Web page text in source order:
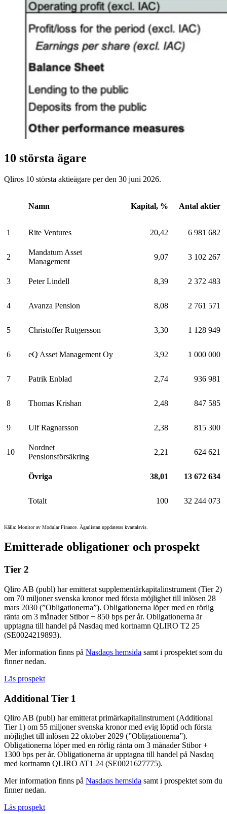
10 största ägare
Qliros 10 största aktieägare per den 30 juni 2026.
Namn Kapital, % Antal aktier
1 Rite Ventures 20,42 6 981 682
2
Mandatum Asset
Management
9,07 3 102 267
3 Peter Lindell 8,39 2 372 483
4 Avanza Pension 8,08 2 761 571
5 Christoffer Rutgersson 3,30 1 128 949
6 eQ Asset Management Oy 3,92 1 000 000
7 Patrik Enblad 2,74 936 981
8 Thomas Krishan 2,48 847 585
9 Ulf Ragnarsson 2,38 815 300
10
Nordnet
Pensionsförsäkring
2,21 624 621
Övriga 38,01 13 672 634
Totalt 100 32 244 073
Källa: Monitor av Modular Finance. Ägarlistan uppdateras kvartalsvis.
Emitterade obligationer och prospekt
Tier 2
Qliro AB (publ) har emitterat supplementärkapitalinstrument (Tier 2)
om 70 miljoner svenska kronor med första möjlighet till inlösen 28
mars 2030 (”Obligationerna”). Obligationerna löper med en rörlig
ränta om 3 månader Stibor + 850 bps per år. Obligationerna är
upptagna till handel på Nasdaq med kortnamn QLIRO T2 25
(SE0024219893).
Mer information finns på Nasdaqs hemsida samt i prospektet som du
finner nedan.
Läs prospekt
Additional Tier 1
Qliro AB (publ) har emitterat primärkapitalinstrument (Additional
Tier 1) om 55 miljoner svenska kronor med evig löptid och första
möjlighet till inlösen 22 oktober 2029 (”Obligationerna”).
Obligationerna löper med en rörlig ränta om 3 månader Stibor +
1300 bps per år. Obligationerna är upptagna till handel på Nasdaq
med kortnamn QLIRO AT1 24 (SE0021627775).
Mer information finns på Nasdaqs hemsida samt i prospektet som du
finner nedan.
Läs prospekt